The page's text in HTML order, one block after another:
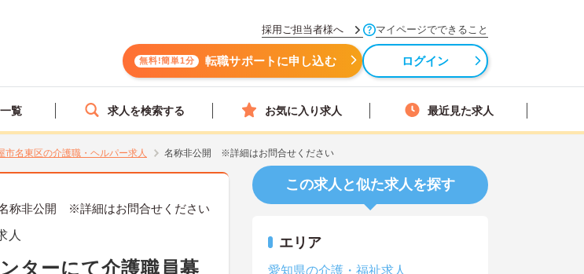
採用ご担当者様へ マイページでできること
無料!簡単1分 転職サポートに申し込む ログイン
覧 求人を検索する お気に入り求人 最近見た求人
市名東区の介護職・ヘルパー求人 名称非公開 ※詳細はお問合せください
称非公開 ※詳細はお問合せください
人
ターにて介護職員募
この求人と似た求人を探す
エリア
愛知県の介護・福祉求人